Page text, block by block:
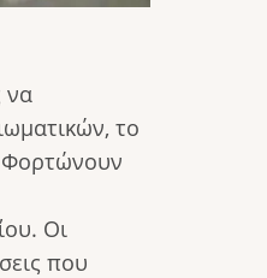
να
το
Φορτώνουν
Οι
που